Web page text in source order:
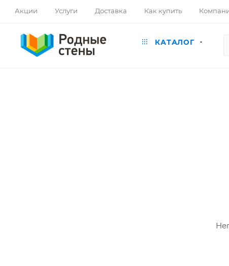
Акции Услуги Доставка Как купить
КАТАЛОГ